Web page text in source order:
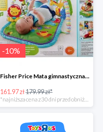
-10%
Fisher Price Mata gimnastyczna 3 w 1
161.97 zł179.99 zł*